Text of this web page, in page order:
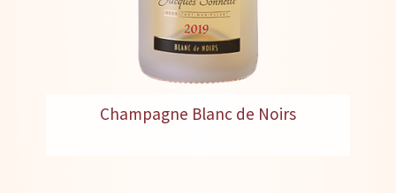
Champagne Blanc de Noirs